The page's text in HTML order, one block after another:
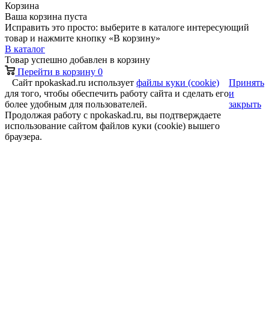
Корзина
Ваша корзина пуста
Исправить это просто: выберите в каталоге интересующий
товар и нажмите кнопку «В корзину»
В каталог
Товар успешно добавлен в корзину
Перейти в корзину 0
Сайт npokaskad.ru использует файлы куки (cookie)
для того, чтобы обеспечить работу сайта и сделать его
более удобным для пользователей.
Продолжая работу с npokaskad.ru, вы подтверждаете
использование сайтом файлов куки (cookie) вышего
браузера.
Принять
и
закрыть